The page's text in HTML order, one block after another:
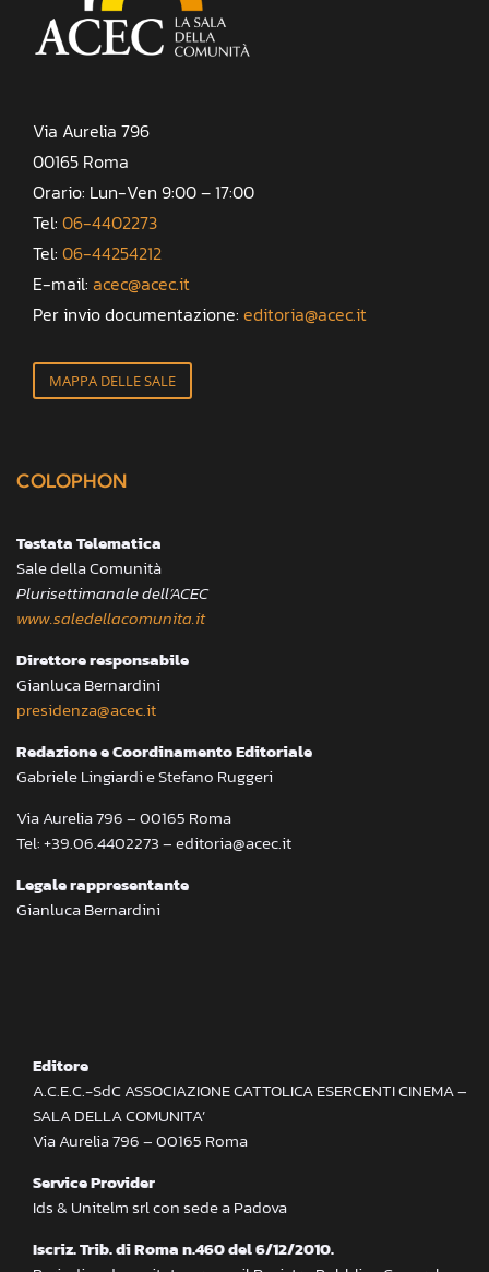
Via Aurelia 796
00165 Roma
Orario: Lun-Ven 9:00 – 17:00
Tel: 06-4402273
Tel: 06-44254212
E-mail: acec@acec.it
Per invio documentazione: editoria@acec.it
MAPPA DELLE SALE
COLOPHON
Testata Telematica
Sale della Comunità
Plurisettimanale dell’ACEC
www.saledellacomunita.it
Direttore responsabile
Gianluca Bernardini
presidenza@acec.it
Redazione e Coordinamento Editoriale
Gabriele Lingiardi e Stefano Ruggeri
Via Aurelia 796 – 00165 Roma
Tel: +39.06.4402273 – editoria@acec.it
Legale rappresentante
Gianluca Bernardini
Editore
A.C.E.C.-SdC ASSOCIAZIONE CATTOLICA ESERCENTI CINEMA –
SALA DELLA COMUNITA’
Via Aurelia 796 – 00165 Roma
Service Provider
Ids & Unitelm srl con sede a Padova
Iscriz. Trib. di Roma n.460 del 6/12/2010.